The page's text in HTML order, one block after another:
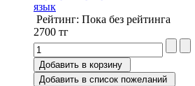
язык
Рейтинг: Пока без рейтинга
2700 тг
Добавить в корзину
Добавить в список пожеланий